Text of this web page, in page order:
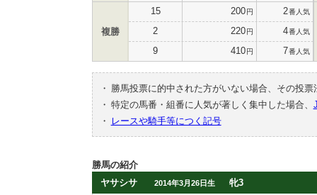
複勝
15 200円 2番人気
2 220円 4番人気
9 410円 7番人気
・
勝馬投票に的中された方がいない場合、その投
・ 特定の馬番・組番に人気が著しく集中した場合、
・
レースや騎手等につく記号
勝馬の紹介
ヤサシサ
2014年3月26日生 牝3